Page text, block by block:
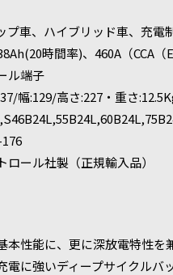
プ車、ハイブリッド車、充電
時間率)、460A（CCA（
ル端子
幅:129/高さ:227・重さ
ロール社製（正規輸入品）
本性能に、更に深放電特性を
電に強いディープサイクルバ